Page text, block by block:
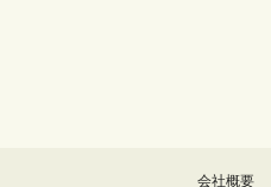
会社概要